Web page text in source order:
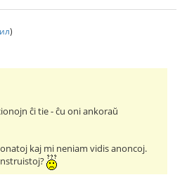
)
ĉi tie - ĉu oni ankoraŭ
kaj mi neniam vidis anoncoj.